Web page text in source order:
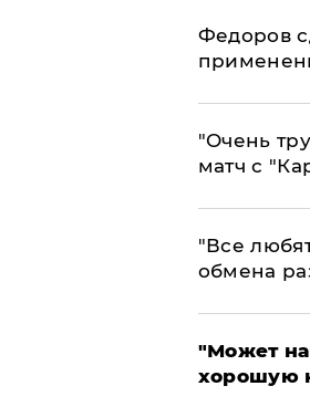
Федоров
"Очень
матч с
​"Все
обмена
"Может
хорошую